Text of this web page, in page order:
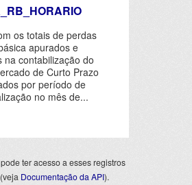
os totais de perdas
apurados e
na contabilização do
de Curto Prazo
por período de
no mês de...
ter acesso a esses registros
(veja Documentação da API).